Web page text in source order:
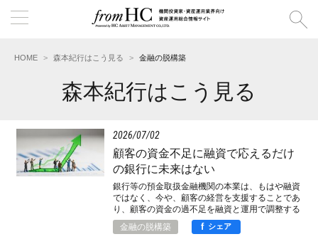
HOME 森本紀行はこう見る 金融の脱構築
森本紀行はこう見る
2026 07 02
顧客の資金不足に融資で応えるだけ
の銀行に未来はない
銀行等の預金取扱金融機関の本業は、もはや融資
ではなく、今や、顧客の経営を支援することであ
り、顧客の資金の過不足を融資と運用で調整する
ことなのではないか。
金融の脱構築 f シェア